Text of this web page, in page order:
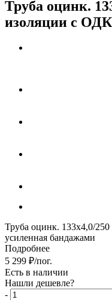
Труба оцинк.
изоляции с
Труба оцинк. 133х4,0/
усиленная бандажами
Подробнее
5 299 ₽/пог.
Есть в наличии
Нашли дешевле?
-